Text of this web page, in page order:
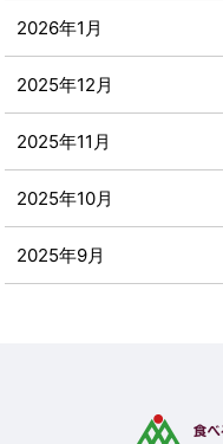
2026年1月
2025年12月
2025年11月
2025年10月
2025年9月